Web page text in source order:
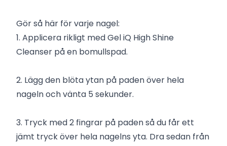
Gör så här för varje nagel:
1. Applicera rikligt med Gel iQ High Shine
Cleanser på en bomullspad.
2. Lägg den blöta ytan på paden över hela
nageln och vänta 5 sekunder.
3. Tryck med 2 fingrar på paden så du får ett
jämt tryck över hela nagelns yta. Dra sedan från